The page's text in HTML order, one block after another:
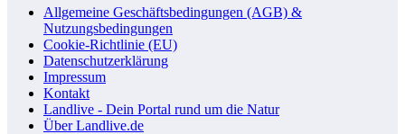
Allgemeine Geschäftsbedingungen (AGB) &
Nutzungsbedingungen
Cookie-Richtlinie (EU)
Datenschutzerklärung
Impressum
Kontakt
Landlive - Dein Portal rund um die Natur
Über Landlive.de